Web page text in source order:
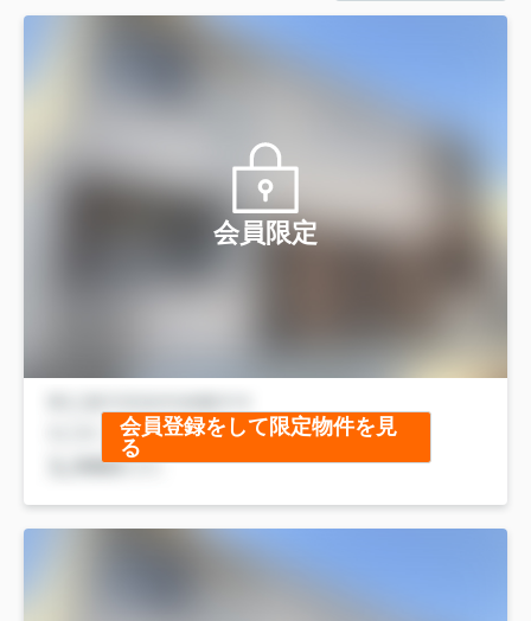
会員限定
会員登録をして限定物件を見
る